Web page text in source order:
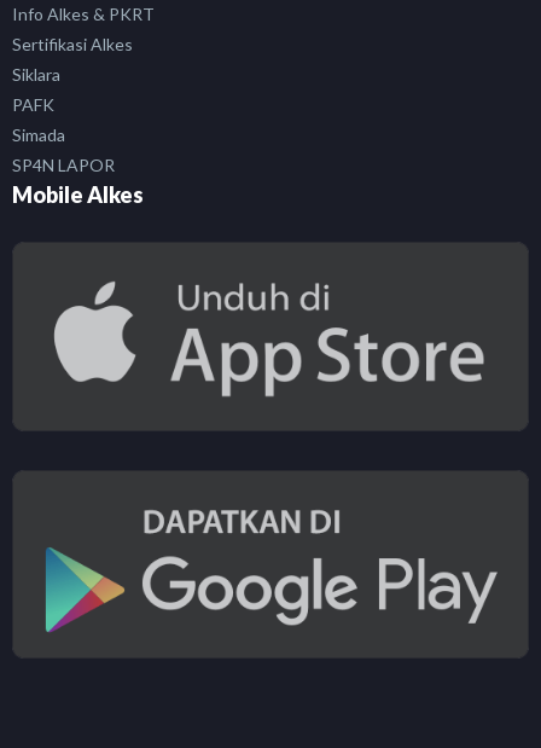
Info Alkes & PKRT
Sertifikasi Alkes
Siklara
PAFK
Simada
SP4N LAPOR
Mobile Alkes